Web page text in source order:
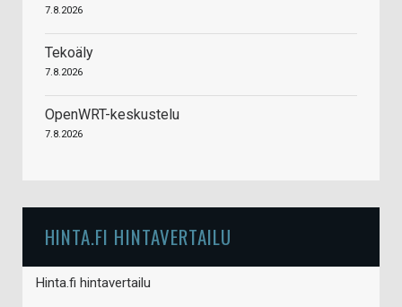
7.8.2026
Tekoäly
7.8.2026
OpenWRT-keskustelu
7.8.2026
HINTA.FI HINTAVERTAILU
Hinta.fi hintavertailu